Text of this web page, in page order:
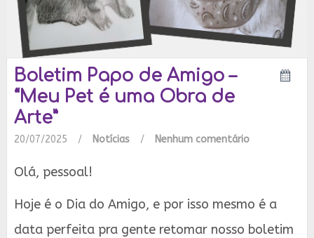
Boletim Papo de Amigo –
“Meu Pet é uma Obra de
Arte”
20/07/2025 / Notícias / Nenhum comentário
Olá, pessoal!
Hoje é o Dia do Amigo, e por isso mesmo é a
data perfeita pra gente retomar nosso boletim